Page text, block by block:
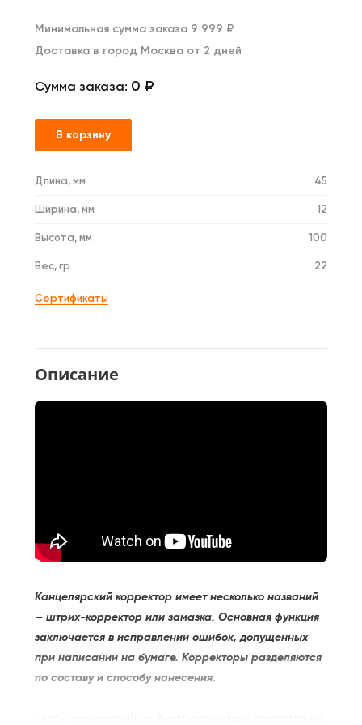
Минимальная сумма заказа 9 999 ₽
Доставка в город Москва от 2 дней
Сумма заказа: 0 ₽
В корзину
Длина, мм 45
Ширина, мм 12
Высота, мм 100
Вес, гр 22
Сертификаты
Описание
Канцелярский корректор имеет несколько названий
— штрих-корректор или замазка. Основная функция
заключается в исправлении ошибок, допущенных
при написании на бумаге. Корректоры разделяются
по составу и способу нанесения.